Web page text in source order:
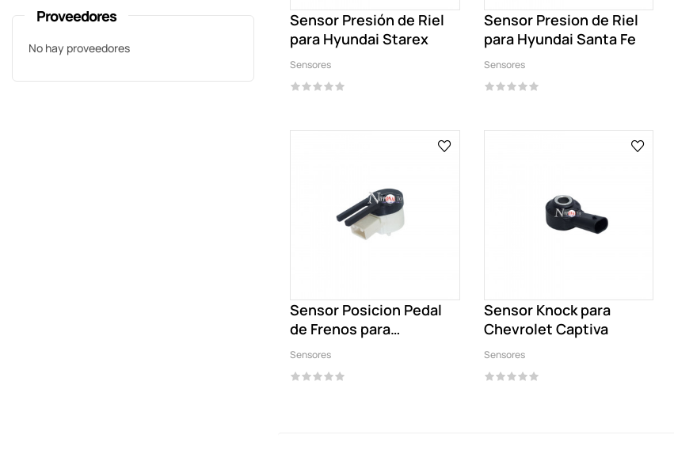
Proveedores
No hay proveedores
Sensor Presión de Riel
para Hyundai Starex
Sensores
Sensor Presion de Riel
para Hyundai Santa Fe
Sensores
Sensor Posicion Pedal
de Frenos para
Chevrolet...
Sensores
Sensor Knock para
Chevrolet Captiva
Sensores